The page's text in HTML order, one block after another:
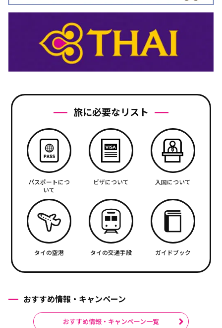
旅に必要なリスト
パスポートにつ
いて
ビザについて 入国について
タイの空港 タイの交通手段 ガイドブック
おすすめ情報・キャンペーン
おすすめ情報・キャンペーン一覧